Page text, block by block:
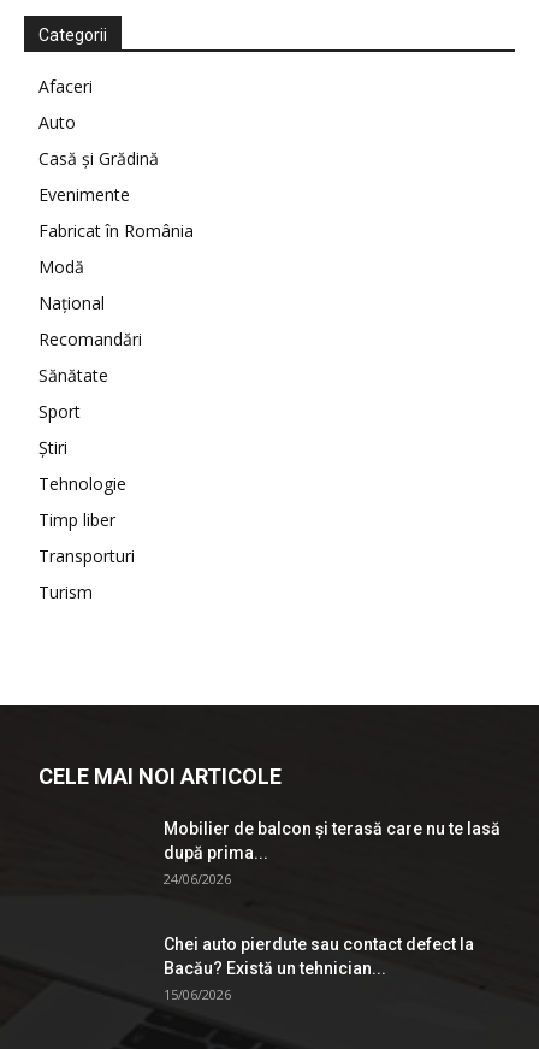
Categorii
Afaceri
Auto
Casă şi Grădină
Evenimente
Fabricat în România
Modă
Național
Recomandări
Sănătate
Sport
Ştiri
Tehnologie
Timp liber
Transporturi
Turism
CELE MAI NOI ARTICOLE
Mobilier de balcon și terasă care nu te lasă
după prima...
24/06/2026
Chei auto pierdute sau contact defect la
Bacău? Există un tehnician...
15/06/2026